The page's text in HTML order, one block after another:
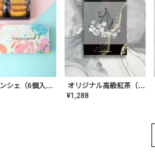
フィナンシェ（6個入り） オリジナル高級紅茶（TIME/タイム）【ギフト/プチギフト/プレゼント/内祝い/結婚式/オリジナル配合/高品質/ハーブティー/茶葉/記念日/お返し/手土産/美容/おしゃれ】
¥1,288